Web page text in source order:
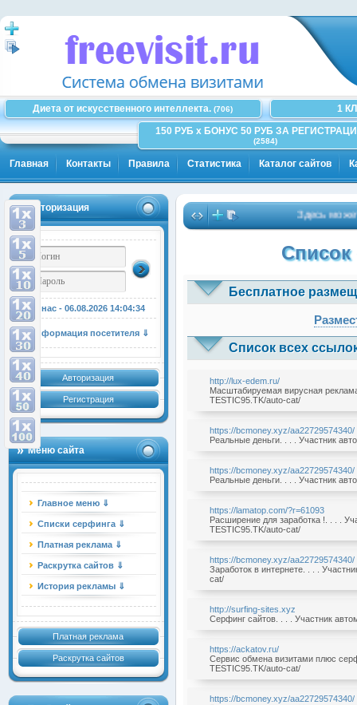
Диета от искусственного интеллекта. (706)
1
150 РУБ x БОНУС 50 РУБ ЗА
(2584)
Главная Контакты Правила Статистика Каталог сайтов
Авторизация
У нас - 06.08.2026 14:04:35
Информация посетителя ⇓
Авторизация
Регистрация
Меню сайта
Главное меню ⇓
Списки серфинга ⇓
Платная реклама ⇓
Раскрутка сайтов ⇓
История рекламы ⇓
Платная реклама
Раскрутка сайтов
Здесь может
Список
Бесплатное
Список всех
http://lux-edem.ru/
Масштабируемая вирусная
TESTIC95.TK/auto-cat/
https://bcmoney.xyz/aa22729574340/
Реальные деньги. . . . Участник
https://bcmoney.xyz/aa22729574340/
Реальные деньги. . . . Участник
https://lamatop.com/?r=61093
Расширение для заработка !. . . .
TESTIC95.TK/auto-cat/
https://bcmoney.xyz/aa22729574340/
Заработок в интернете. . . .
cat/
http://surfing-sites.xyz
Серфинг сайтов. . . . Участник
https://ackatov.ru/
Сервис обмена визитами плюс
TESTIC95.TK/auto-cat/
https://bcmoney.xyz/aa22729574340/